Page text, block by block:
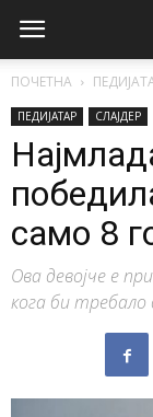
ПОЧЕТНА
ПЕДИЈАТАР СЛАЈДЕР
само 8
Ова девојче е
кога би требало